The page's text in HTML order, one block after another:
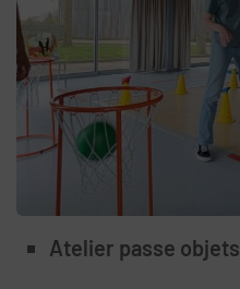
Atelier passe objets